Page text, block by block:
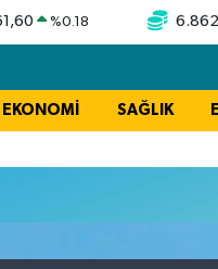
%0.18
EKONOMİ SAĞLIK